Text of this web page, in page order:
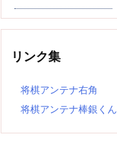
リンク集
将棋アンテナ右角
将棋アンテナ棒銀く